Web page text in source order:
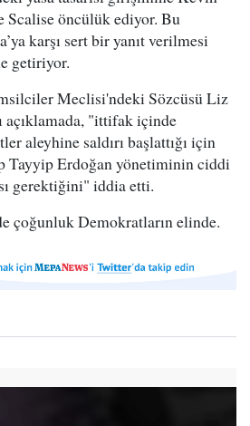
Scalise öncülük ediyor. Bu
karşı sert bir yanıt verilmesi
getiriyor.
Meclisi'ndeki Sözcüsü Liz
açıklamada, "ittifak içinde
aleyhine saldırı başlattığı için
Tayyip Erdoğan yönetiminin ciddi
gerektiğini" iddia etti.
çoğunluk Demokratların elinde.